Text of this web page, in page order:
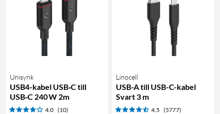
Unisynk
USB4-kabel USB‑C till
USB‑C 240 W 2m
4.0 (10)
Linocell
USB-A till USB-C-kabel
Svart 3 m
4.5 (5777)